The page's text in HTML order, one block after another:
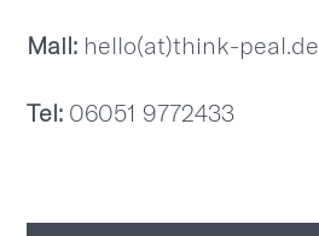
Mail: hello(at)think-peal.de
Tel: 06051 9772433